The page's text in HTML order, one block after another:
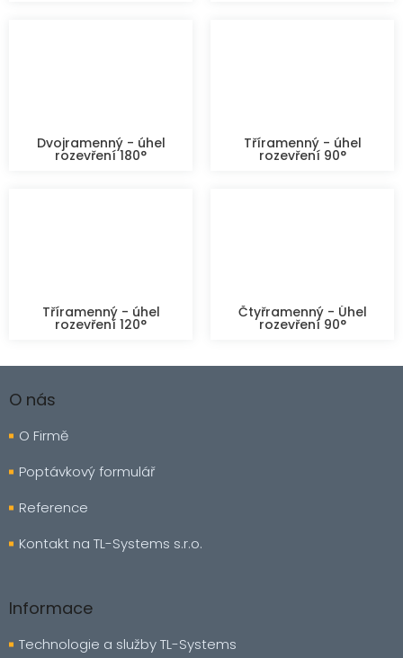
Dvojramenný - úhel
rozevření 180°
Tříramenný - úhel
rozevření 90°
Tříramenný - úhel
rozevření 120°
Čtyřramenný - Úhel
rozevření 90°
á
a
O nás
O Firmě
Poptávkový formulář
Reference
Kontakt na TL-Systems s.r.o.
Informace
Technologie a služby TL-Systems